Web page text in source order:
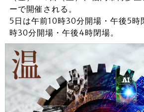
ーで開催される。
5日は午前10時30分開場・午後5
時30分開場・午後4時閉場。